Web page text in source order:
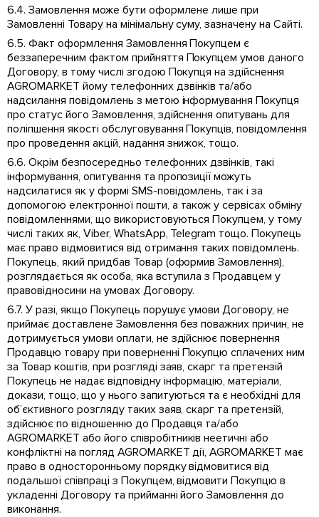
6.4. Замовлення може бути оформлене лише при
Замовленні Товару на мінімальну суму, зазначену на Сайті.
6.5. Факт оформлення Замовлення Покупцем є
беззаперечним фактом прийняття Покупцем умов даного
Договору, в тому числі згодою Покупця на здійснення
AGROMARKET йому телефонних дзвінків та/або
надсилання повідомлень з метою інформування Покупця
про статус його Замовлення, здійснення опитувань для
поліпшення якості обслуговування Покупців, повідомлення
про проведення акцій, надання знижок, тощо.
6.6. Окрім безпосередньо телефонних дзвінків, такі
інформування, опитування та пропозиції можуть
надсилатися як у формі SMS-повідомлень, так і за
допомогою електронної пошти, а також у сервісах обміну
повідомленнями, що використовуються Покупцем, у тому
числі таких як, Viber, WhatsApp, Telegram тощо. Покупець
має право відмовитися від отримання таких повідомлень.
Покупець, який придбав Товар (оформив Замовлення),
розглядається як особа, яка вступила з Продавцем у
правовідносини на умовах Договору.
6.7. У разі, якщо Покупець порушує умови Договору, не
приймає доставлене Замовлення без поважних причин, не
дотримується умови оплати, не здійснює повернення
Продавцю товару при поверненні Покупцю сплачених ним
за Товар коштів, при розгляді заяв, скарг та претензій
Покупець не надає відповідну інформацію, матеріали,
докази, тощо, що у нього запитуються та є необхідні для
об’єктивного розгляду таких заяв, скарг та претензій,
здійснює по відношенню до Продавця та/або
AGROMARKET або його співробітників неетичні або
конфліктні на погляд AGROMARKET дії, AGROMARKET має
право в односторонньому порядку відмовитися від
подальшої співпраці з Покупцем, відмовити Покупцю в
укладенні Договору та прийманні його Замовлення до
виконання.